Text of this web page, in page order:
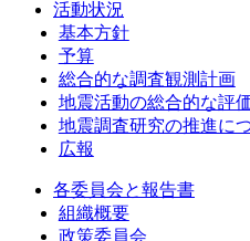
活動状況
基本方針
予算
総合的な調査観測計画
地震活動の総合的な評
地震調査研究の推進に
広報
各委員会と報告書
組織概要
政策委員会